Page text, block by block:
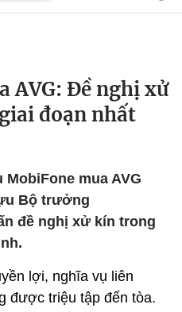
AVG: Đề nghị xử
đoạn nhất
mua AVG
Bộ trưởng
đề nghị xử kín trong
lợi, nghĩa vụ liên
được triệu tập đến tòa.